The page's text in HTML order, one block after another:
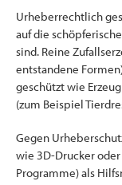
Urheberrechtlich
auf die
sind. Reine
entstandene
geschützt wie
(zum Beispiel
Gegen
wie 3D-Drucker
Programme) als